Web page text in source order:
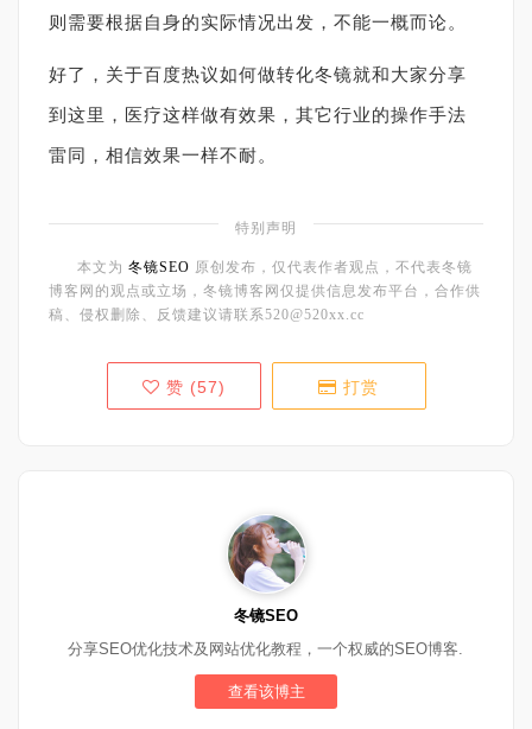
则需要根据自身的实际情况出发，不能一概而论。
好了，关于百度热议如何做转化冬镜就和大家分享
到这里，医疗这样做有效果，其它行业的操作手法
雷同，相信效果一样不耐。
特别声明
本文为 冬镜SEO 原创发布，仅代表作者观点，不代表冬镜
博客网的观点或立场，冬镜博客网仅提供信息发布平台，合作供
稿、侵权删除、反馈建议请联系520@520xx.cc
赞 (57) 打赏
冬镜SEO
分享SEO优化技术及网站优化教程，一个权威的SEO博客.
查看该博主